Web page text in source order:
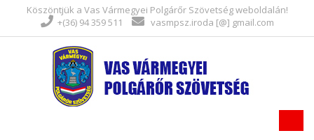
Köszöntjük a Vas Vármegyei Polgárőr Szövetség weboldalán!
+(36) 94 359 511
vasmpsz.iroda [@] gmail.com